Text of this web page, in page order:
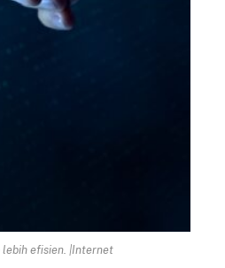
efisien. |Internet